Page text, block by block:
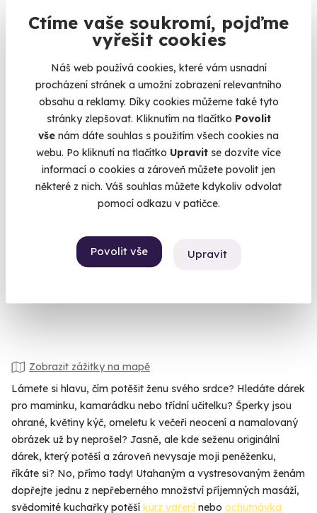
Ctíme vaše soukromí, pojďme
vyřešit cookies
Náš web používá cookies, které vám usnadní
procházení stránek a umožní zobrazení relevantního
obsahu a reklamy. Díky cookies můžeme také tyto
stránky zlepšovat. Kliknutím na tlačítko Povolit
vše nám dáte souhlas s použitím všech cookies na
webu. Po kliknutí na tlačítko Upravit se dozvíte více
informací o cookies a zároveň můžete povolit jen
některé z nich. Váš souhlas můžete kdykoliv odvolat
pomocí odkazu v patičce.
Povolit vše Upravit
10.0
Volný termín už 08. 08. 2026
ArtMoment | Luxusní brunch s malováním
Pardubice (+ 2 další lokality)
Zobrazit zážitky na mapě
Lámete si hlavu, čím potěšit ženu svého srdce? Hledáte dárek
pro maminku, kamarádku nebo třídní učitelku? Šperky jsou
ohrané, květiny kýč, omeletu k večeři neocení a namalovaný
obrázek už by neprošel? Jasně, ale kde seženu originální
dárek, který potěší a zároveň nevysaje moji peněženku,
říkáte si? No, přímo tady! Utahaným a vystresovaným ženám
dopřejte jednu z nepřeberného množství příjemných masáží,
svědomité kuchařky potěší kurz vaření nebo ochutnávka